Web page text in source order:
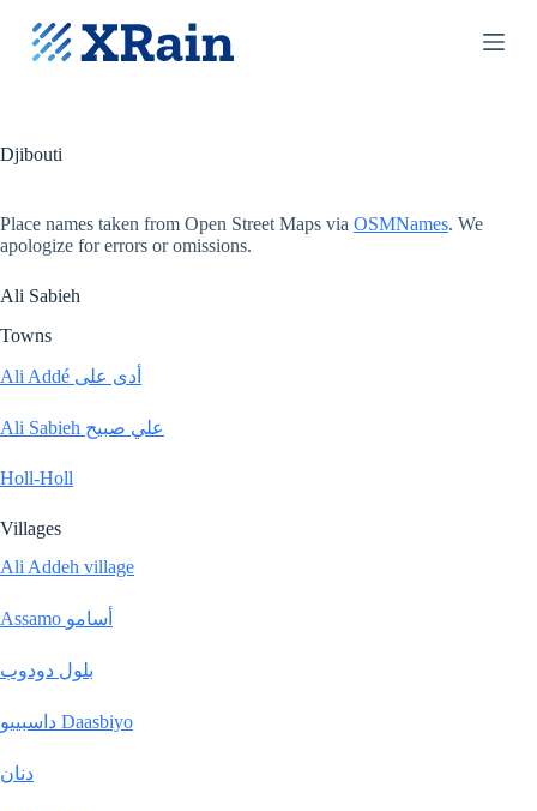
S
k
c
t
e
Djibouti
Place names taken from Open Street Maps via OSMNames. We
apologize for errors or omissions.
Ali Sabieh
Towns
Ali Addé أدى على
Ali Sabieh علي صبيح
Holl-Holl
Villages
Ali Addeh village
Assamo أسامو
بلول دودوب
داسبييو Daasbiyo
دنان